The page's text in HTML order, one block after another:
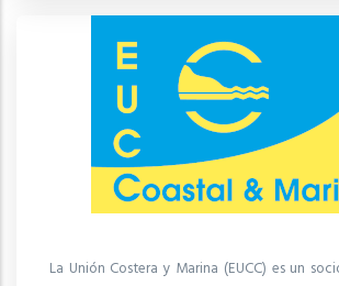
La Unión Costera y Marina (EUCC) es un